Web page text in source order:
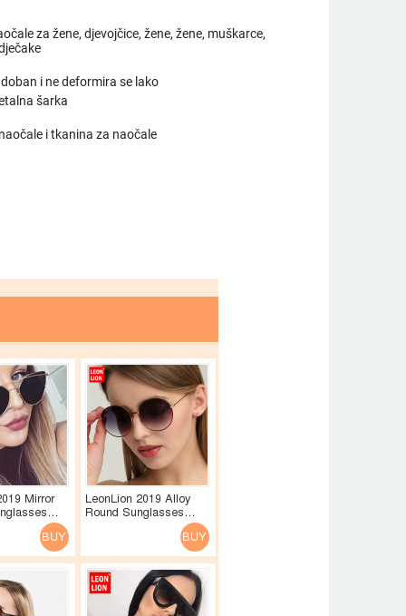
za žene, djevojčice, žene, žene, muškarce,
i ne deformira se lako
šarka
i tkanina za naočale